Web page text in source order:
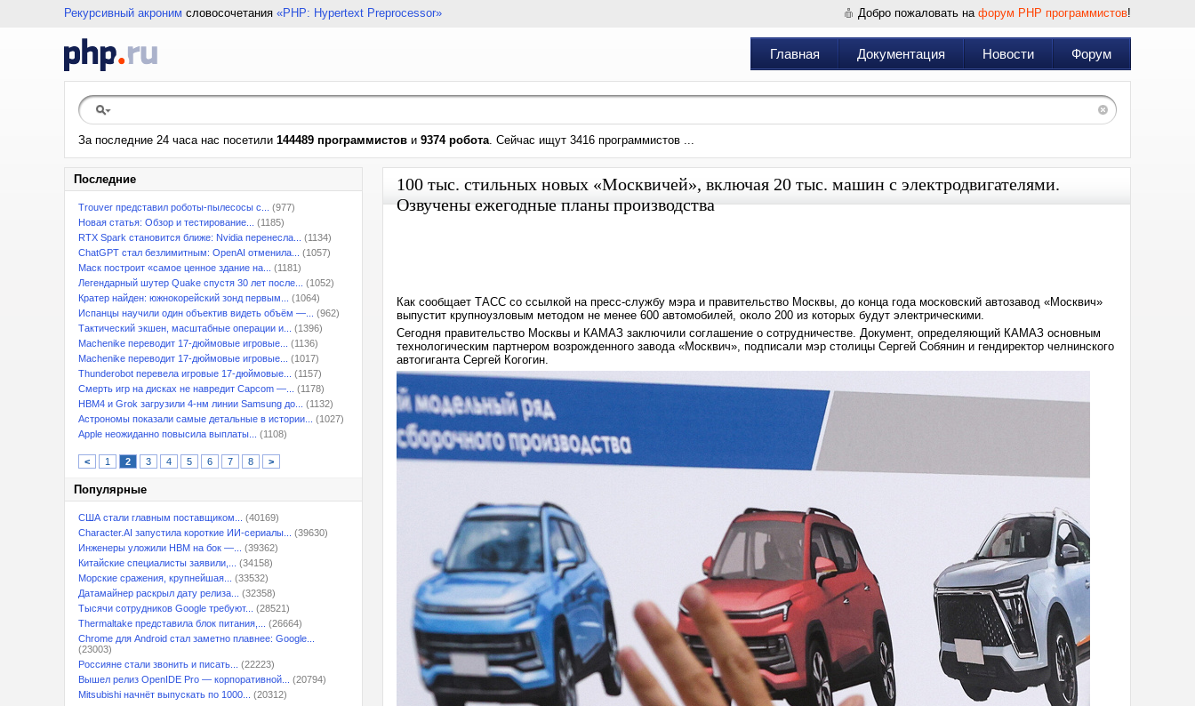
Рекурсивный акроним словосочетания «PHP: Hypertext Preprocessor» Добро пожаловать на форум PHP программистов!
Главная Документация Новости Форум
За последние 24 часа нас посетили 144489 программистов и 9374 робота. Сейчас ищут 3416 программистов ...
Последние
Trouver представил роботы-пылесосы с...
(977)
Новая статья: Обзор и тестирование...
(1185)
RTX Spark становится ближе: Nvidia перенесла...
(1134)
ChatGPT стал безлимитным: OpenAI отменила...
(1057)
Маск построит «самое ценное здание на...
(1181)
Легендарный шутер Quake спустя 30 лет после...
(1052)
Кратер найден: южнокорейский зонд первым...
(1064)
Испанцы научили один объектив видеть объём —...
(962)
Тактический экшен, масштабные операции и...
(1396)
Machenike переводит 17-дюймовые игровые...
(1136)
Machenike переводит 17-дюймовые игровые...
(1017)
Thunderobot перевела игровые 17-дюймовые...
(1157)
Смерть игр на дисках не навредит Capcom —...
(1178)
HBM4 и Grok загрузили 4-нм линии Samsung до...
(1132)
Астрономы показали самые детальные в истории...
(1027)
Apple неожиданно повысила выплаты...
(1108)
< 1 2 3 4 5 6 7 8 >
Популярные
США стали главным поставщиком...
(40169)
Character.AI запустила короткие ИИ-сериалы...
(39630)
Инженеры уложили HBM на бок —...
(39362)
Китайские специалисты заявили,...
(34158)
Морские сражения, крупнейшая...
(33532)
Датамайнер раскрыл дату релиза...
(32358)
Тысячи сотрудников Google требуют...
(28521)
Thermaltake представила блок питания,...
(26664)
Chrome для Android стал заметно плавнее: Google...
(23003)
Россияне стали звонить и писать...
(22223)
Вышел релиз OpenIDE Pro — корпоративной...
(20794)
Mitsubishi начнёт выпускать по 1000...
(20312)
100 тыс. стильных новых «Москвичей», включая 20 тыс. машин с электродвигателями.
Озвучены ежегодные планы производства
Как сообщает ТАСС со ссылкой на пресс-службу мэра и правительство Москвы, до конца года московский автозавод «Москвич»
выпустит крупноузловым методом не менее 600 автомобилей, около 200 из которых будут электрическими.
Сегодня правительство Москвы и КАМАЗ заключили соглашение о сотрудничестве. Документ, определяющий КАМАЗ основным
технологическим партнером возрожденного завода «Москвич», подписали мэр столицы Сергей Собянин и гендиректор челнинского
автогиганта Сергей Когогин.